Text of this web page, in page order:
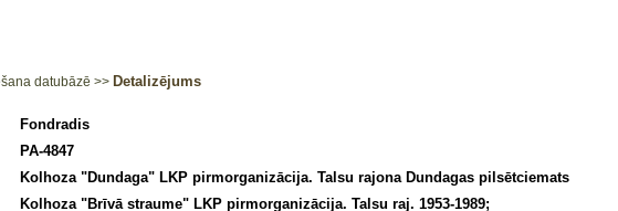
datubāzē >> Detalizējums
Fondradis
PA-4847
Kolhoza "Dundaga" LKP pirmorganizācija. Talsu rajona Dundagas pilsētciemats
Kolhoza "Brīvā straume" LKP pirmorganizācija. Talsu raj. 1953-1989;